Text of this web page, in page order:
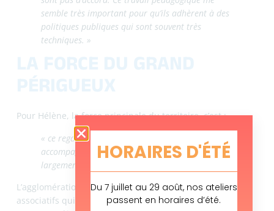
EMAIL PRINT
ENTRE MÉCANIQUE ET
TRANSMISSION
HORAIRES D'ÉTÉ
Du 7 juillet au 29 août, nos ateliers
passent en horaires d’été.